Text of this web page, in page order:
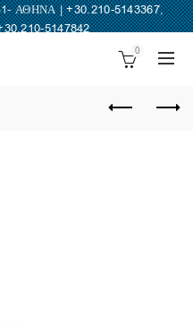
ΑΘΗΝΑ |+30.210-5143367,
5147842
0